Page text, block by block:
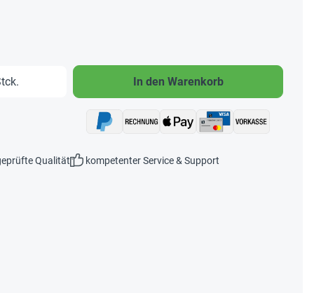
den gewünschten Wert ein oder
In den Warenkorb
Qualität kompetenter Service & Support